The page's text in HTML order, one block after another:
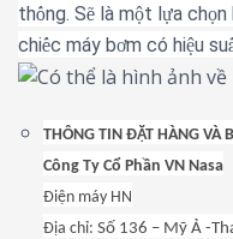
thống. Sẽ là một lựa chọn
chiếc máy bơm có hiệu su
THÔNG TIN ĐẶT HÀNG VÀ
Công Ty Cổ Phần VN Nasa
Điện máy HN
Địa chỉ: Số 136 – Mỹ Ả -